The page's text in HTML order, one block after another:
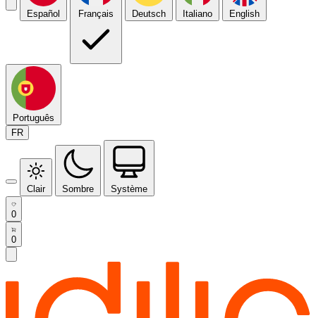
Español Français Deutsch Italiano English
Português
FR
Clair Sombre Système
0
0